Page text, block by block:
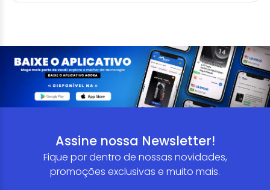
Assine nossa Newsletter!
Fique por dentro de nossas novidades,
promoções exclusivas e muito mais.